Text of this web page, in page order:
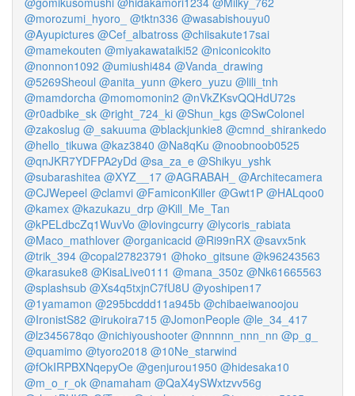
@morozumi_hyoro_
@tktn336 @wasabishouyu0
@Ayupictures @Cef_albatross @chiisakute17sai
@mamekouten @miyakawataiki52 @niconicokito
@nonnon1092 @umiushi484 @Vanda_drawing
@5269Sheoul @anita_yunn @kero_yuzu @lili_tnh
@mamdorcha @momomonin2 @nVkZKsvQQHdU72s
@r0adbike_sk @right_724_ki @Shun_kgs @SwColonel
@zakoslug @_sakuuma @blackjunkie8 @cmnd_shirankedo
@hello_tikuwa @kaz3840 @Na8qKu @noobnoob0525
@qnJKR7YDFPA2yDd @sa_za_e @Shikyu_yshk
@subarashitea @XYZ__17 @AGRABAH_
@Architecamera
@CJWepeel @clamvi @FamiconKiller @Gwt1P @HALqoo0
@kamex @kazukazu_drp @Kill_Me_Tan
@kPELdbcZq1WuvVo @lovingcurry @lycoris_rabiata
@Maco_mathlover @organicacid @Ri99nRX @savx5nk
@trik_394 @copal27823791 @hoko_gitsune @k96243563
@karasuke8 @KisaLive0111 @mana_350z @Nk61665563
@splashsub @Xs4q5txjnC7fU8U @yoshipen17
@1yamamon @295bcddd11a945b @chibaeiwanoojou
@IronistS82 @irukoira715 @JomonPeople @le_34_417
@lz345678qo @nichiyoushooter @nnnnn_nnn_nn @p_g_
@quamimo @tyoro2018 @10Ne_starwind
@fOkIRPBXNqepyOe @genjurou1950 @hidesaka10
@m_o_r_ok @namaham @QaX4ySWxtzvv56g